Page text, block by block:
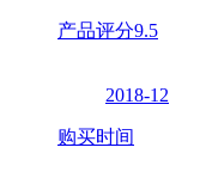
产品评分9.5
2018-12
购买时间